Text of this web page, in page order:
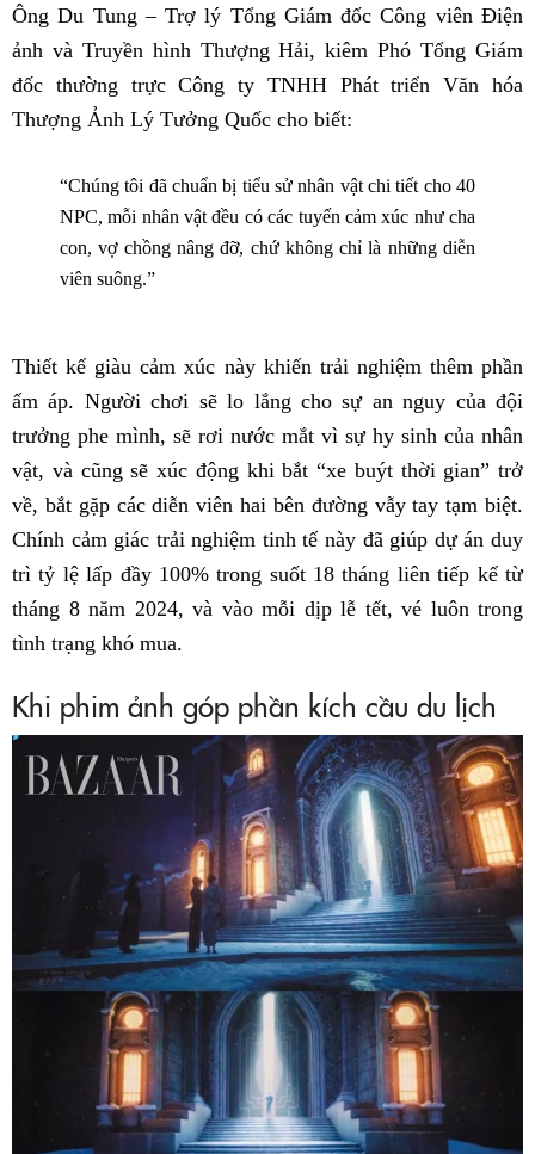
Ông Du Tung – Trợ lý Tổng Giám đốc Công viên Điện
ảnh và Truyền hình Thượng Hải, kiêm Phó Tổng Giám
đốc thường trực Công ty TNHH Phát triển Văn hóa
Thượng Ảnh Lý Tưởng Quốc cho biết:
“Chúng tôi đã chuẩn bị tiểu sử nhân vật chi tiết cho 40
NPC, mỗi nhân vật đều có các tuyến cảm xúc như cha
con, vợ chồng nâng đỡ, chứ không chỉ là những diễn
viên suông.”
Thiết kế giàu cảm xúc này khiến trải nghiệm thêm phần
ấm áp. Người chơi sẽ lo lắng cho sự an nguy của đội
trưởng phe mình, sẽ rơi nước mắt vì sự hy sinh của nhân
vật, và cũng sẽ xúc động khi bắt “xe buýt thời gian” trở
về, bắt gặp các diễn viên hai bên đường vẫy tay tạm biệt.
Chính cảm giác trải nghiệm tinh tế này đã giúp dự án duy
trì tỷ lệ lấp đầy 100% trong suốt 18 tháng liên tiếp kể từ
tháng 8 năm 2024, và vào mỗi dịp lễ tết, vé luôn trong
tình trạng khó mua.
Khi phim ảnh góp phần kích cầu du lịch